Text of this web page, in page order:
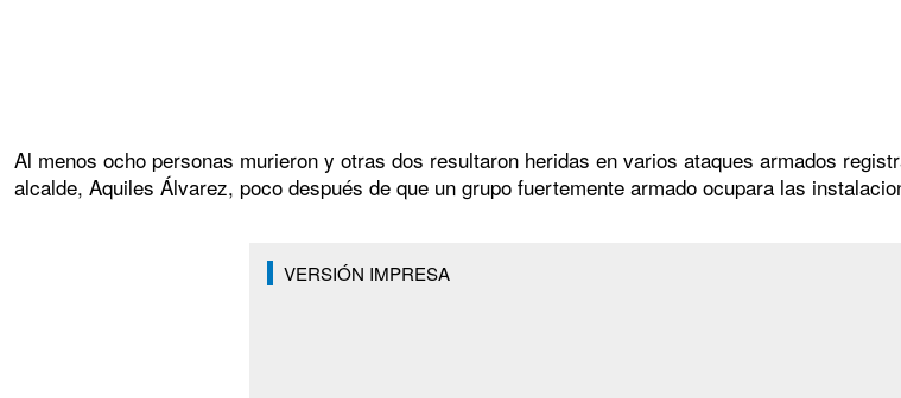
Al menos ocho personas murieron y otras dos resultaron heridas en varios ataques armados
alcalde, Aquiles Álvarez, poco después de que un grupo fuertemente armado ocupara las
VERSIÓN IMPRESA